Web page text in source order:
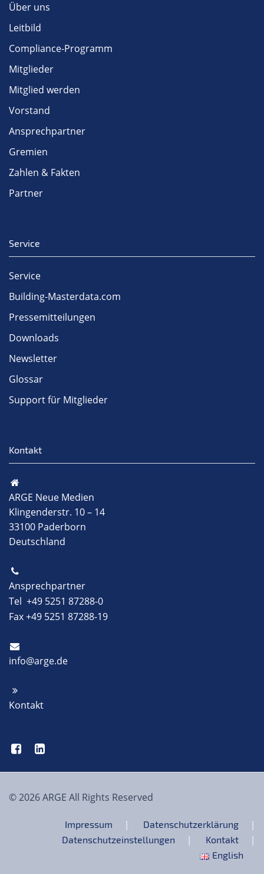
Über uns
Leitbild
Compliance-Programm
Mitglieder
Mitglied werden
Vorstand
Ansprechpartner
Gremien
Zahlen & Fakten
Partner
Service
Service
Building-Masterdata.com
Pressemitteilungen
Downloads
Newsletter
Glossar
Support für Mitglieder
Kontakt
ARGE Neue Medien
Klingenderstr. 10 – 14
33100 Paderborn
Deutschland
Ansprechpartner
Tel +49 5251 87288-0
Fax +49 5251 87288-19
info@arge.de
Kontakt
© 2026 ARGE All Rights Reserved
Impressum
Datenschutzerklärung
Datenschutzeinstellungen
Kontakt
English